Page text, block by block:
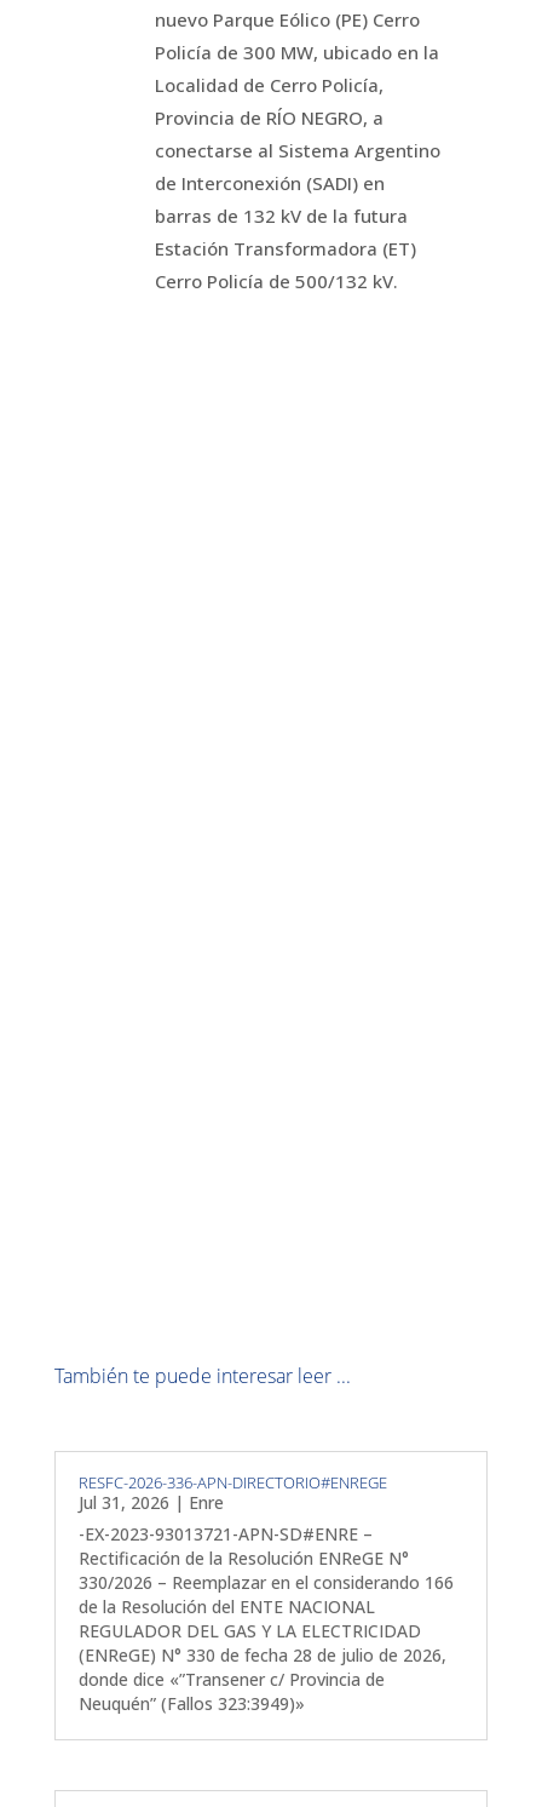
nuevo Parque Eólico (PE) Cerro
Policía de 300 MW, ubicado en la
Localidad de Cerro Policía,
Provincia de RÍO NEGRO, a
conectarse al Sistema Argentino
de Interconexión (SADI) en
barras de 132 kV de la futura
Estación Transformadora (ET)
Cerro Policía de 500/132 kV.
También te puede interesar leer ...
RESFC-2026-336-APN-DIRECTORIO#ENREGE
Jul 31, 2026 | Enre
-EX-2023-93013721-APN-SD#ENRE –
Rectificación de la Resolución ENReGE N°
330/2026 – Reemplazar en el considerando 166
de la Resolución del ENTE NACIONAL
REGULADOR DEL GAS Y LA ELECTRICIDAD
(ENReGE) N° 330 de fecha 28 de julio de 2026,
donde dice «”Transener c/ Provincia de
Neuquén” (Fallos 323:3949)»